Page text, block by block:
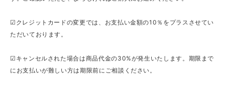
☑クレジットカードの変更では、お支払い金額の10％をプラスさせてい
ただいております。
☑キャンセルされた場合は商品代金の30%が発生いたします。期限まで
にお支払いが難しい方は期限前にご相談ください。